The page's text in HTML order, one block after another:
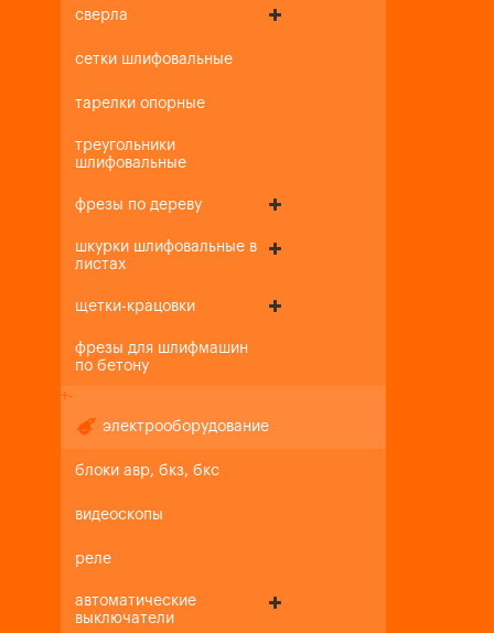
сверла
сетки шлифовальные
тарелки опорные
треугольники
шлифовальные
фрезы по дереву
шкурки шлифовальные в
листах
щетки-крацовки
фрезы для шлифмашин
по бетону
+-
электрооборудование
блоки авр, бкз, бкс
видеоскопы
реле
автоматические
выключатели